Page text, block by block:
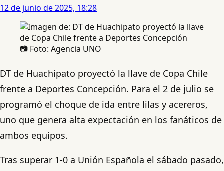
12 de junio de 2025, 18:28
📷 Foto: Agencia UNO
DT de Huachipato proyectó la llave de Copa Chile
frente a Deportes Concepción. Para el 2 de julio se
programó el choque de ida entre lilas y acereros,
uno que genera alta expectación en los fanáticos de
ambos equipos.
Tras superar 1-0 a Unión Española el sábado pasado,